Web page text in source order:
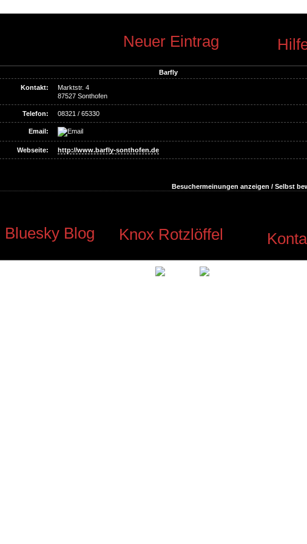
Neuer Eintrag
Barfly
Kontakt:
Marktstr. 4
87527 Sonthofen
Telefon: 08321 / 65330
Email:
Webseite: http://www.barfly-sonthofen.de
Besuchermeinungen anzeigen / Selbst
Bluesky Blog Knox Rotzlöffel